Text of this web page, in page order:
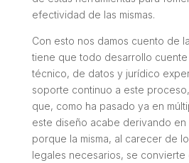
efectividad de las mismas.
Con esto nos damos cuento de
tiene que todo desarrollo
técnico, de datos y jurídico
soporte continuo a este
que, como ha pasado ya en
este diseño acabe derivando en
porque la misma, al carecer de
legales necesarios, se